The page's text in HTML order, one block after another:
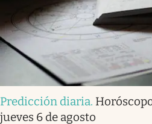
Predicción diaria.
jueves 6 de agosto